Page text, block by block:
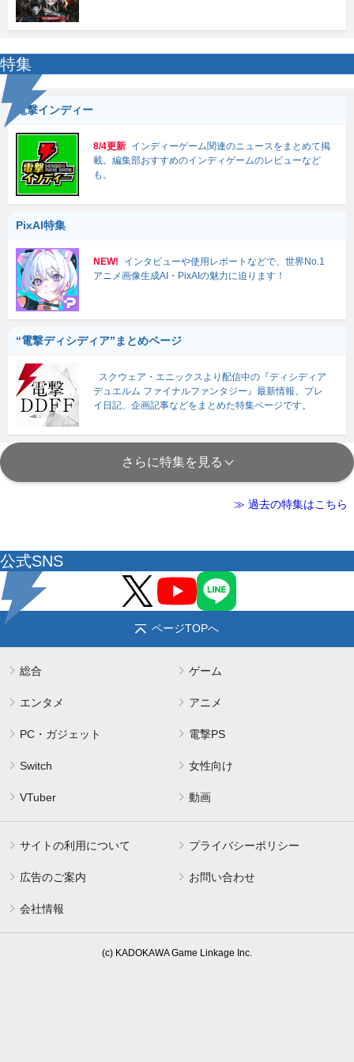
特集
電撃インディー
8/4更新 インディーゲーム関連のニュースをまとめて掲
載。編集部おすすめのインディゲームのレビューなど
も。
PixAI特集
NEW!
インタビューや使用レポートなどで、世界No.1
アニメ画像生成AI・PixAIの魅力に迫ります！
“電撃ディシディア”まとめページ
スクウェア・エニックスより配信中の『ディシディア
デュエルム ファイナルファンタジー』最新情報、プレ
イ日記、企画記事などをまとめた特集ページです。
さらに特集を見る
≫ 過去の特集はこちら
公式SNS
ページTOPへ
総合 ゲーム
エンタメ アニメ
PC・ガジェット 電撃PS
Switch 女性向け
VTuber 動画
サイトの利用について プライバシーポリシー
広告のご案内 お問い合わせ
会社情報
(c) KADOKAWA Game Linkage Inc.